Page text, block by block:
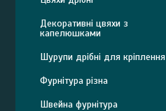
Декоративні цвяхи з
капелюшками
Шурупи дрібні для кріплення
Фурнітура різна
Швейна фурнітура